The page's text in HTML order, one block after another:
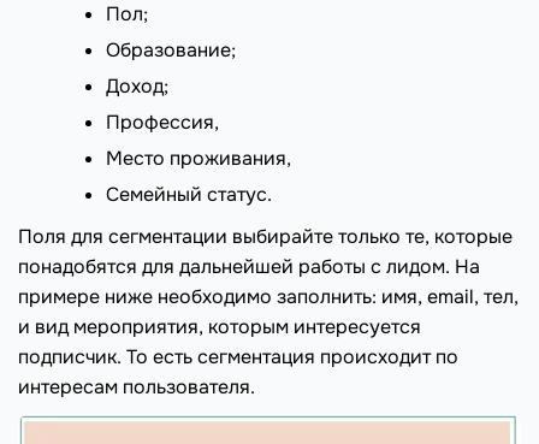
Пол;
Образование;
Доход;
Профессия,
Место проживания,
Семейный статус.
Поля для сегментации выбирайте только те, которые
понадобятся для дальнейшей работы с лидом. На
примере ниже необходимо заполнить: имя, email, тел,
и вид мероприятия, которым интересуется
подписчик. То есть сегментация происходит по
интересам пользователя.